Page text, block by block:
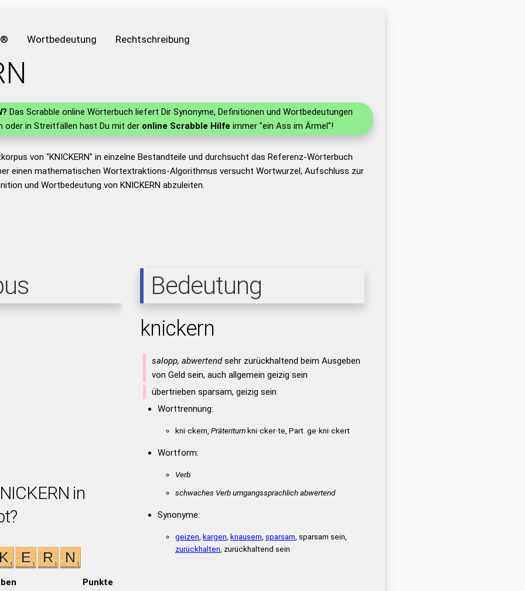
Wortbedeutung Rechtschreibung
? Das Scrabble online Wörterbuch liefert Dir Synonyme, Definitionen und Wortbedeutungen
oder in Streitfällen hast Du mit der online Scrabble Hilfe immer "ein Ass im Ärmel"!
von "KNICKERN" in einzelne Bestandteile und durchsucht das Referenz-Wörterbuch
einen mathematischen Wortextraktions-Algorithmus versucht Wortwurzel, Aufschluss zur
und Wortbedeutung von KNICKERN abzuleiten.
in
Punkte
Bedeutung
knickern
salopp, abwertendsehr zurückhaltend beim Ausgeben
von Geld sein, auch allgemein geizig sein
übertrieben sparsam, geizig sein
Worttrennung:
kni·ckern, Präteritumkni·cker·te, Part. ge·kni·ckert
Wortform:
Verb
schwaches Verb umgangssprachlich abwertend
Synonyme:
geizen kargen knausern sparsam , sparsam sein,
zurückhalten , zurückhaltend sein